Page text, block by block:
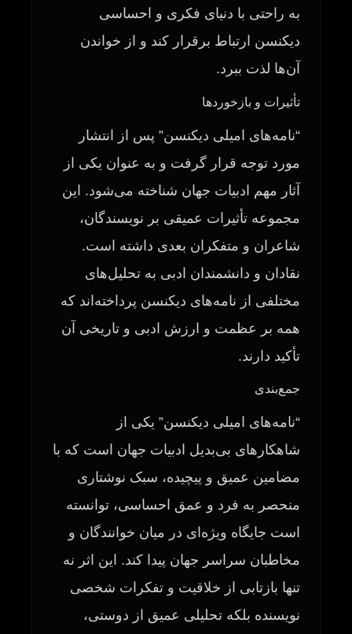
به راحتی با دنیای فکری و احساسی
دیکنسن ارتباط برقرار کند و از خواندن
آن‌ها لذت ببرد.
تأثیرات و بازخوردها
“نامه‌های امیلی دیکنسن” پس از انتشار
مورد توجه قرار گرفت و به عنوان یکی از
آثار مهم ادبیات جهان شناخته می‌شود. این
مجموعه تأثیرات عمیقی بر نویسندگان،
شاعران و متفکران بعدی داشته است.
نقادان و دانشمندان ادبی به تحلیل‌های
مختلفی از نامه‌های دیکنسن پرداخته‌اند که
همه بر عظمت و ارزش ادبی و تاریخی آن
تأکید دارند.
جمع‌بندی
“نامه‌های امیلی دیکنسن” یکی از
شاهکارهای بی‌بدیل ادبیات جهان است که با
مضامین عمیق و پیچیده، سبک نوشتاری
منحصر به فرد و عمق احساسی، توانسته
است جایگاه ویژه‌ای در میان خوانندگان و
مخاطبان سراسر جهان پیدا کند. این اثر نه
تنها بازتابی از خلاقیت و تفکرات شخصی
نویسنده بلکه تحلیلی عمیق از دوستی،